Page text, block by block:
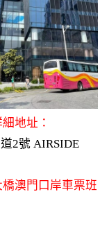
地址：
2號 AIRSIDE
澳門口岸車票班